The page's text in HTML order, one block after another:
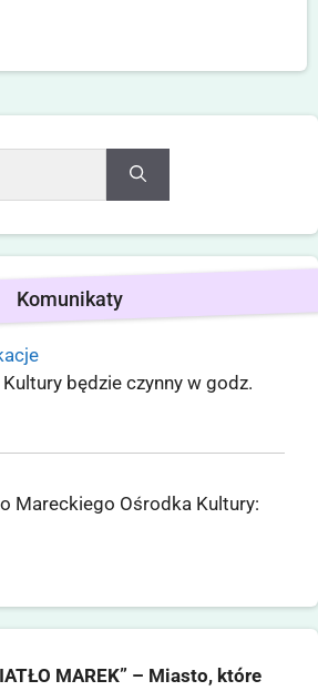
Komunikaty
będzie czynny w godz.
Mareckiego Ośrodka Kultury:
MAREK” – Miasto, które